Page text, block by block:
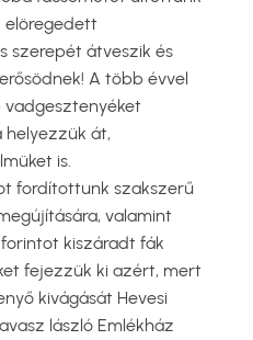
elöregedett
szerepét átveszik és
A több évvel
át,
is.
fordítottunk szakszerű
valamint
kiszáradt fák
fejezzük ki azért, mert
kivágását Hevesi
lászló Emlékház